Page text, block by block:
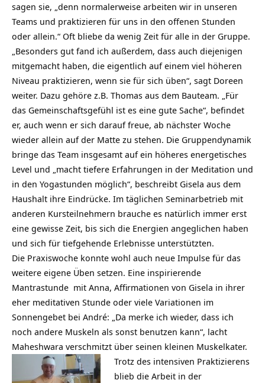
sagen sie, „denn normalerweise arbeiten wir in unseren
Teams und praktizieren für uns in den offenen Stunden
oder allein.“ Oft bliebe da wenig Zeit für alle in der Gruppe.
„Besonders gut fand ich außerdem, dass auch diejenigen
mitgemacht haben, die eigentlich auf einem viel höheren
Niveau praktizieren, wenn sie für sich üben“, sagt Doreen
weiter. Dazu gehöre z.B. Thomas aus dem Bauteam. „Für
das Gemeinschaftsgefühl ist es eine gute Sache“, befindet
er, auch wenn er sich darauf freue, ab nächster Woche
wieder allein auf der Matte zu stehen. Die Gruppendynamik
bringe das Team insgesamt auf ein höheres energetisches
Level und „macht tiefere Erfahrungen in der Meditation und
in den Yogastunden möglich“, beschreibt Gisela aus dem
Haushalt ihre Eindrücke. Im täglichen Seminarbetrieb mit
anderen Kursteilnehmern brauche es natürlich immer erst
eine gewisse Zeit, bis sich die Energien angeglichen haben
und sich für tiefgehende Erlebnisse unterstützten.
Die Praxiswoche konnte wohl auch neue Impulse für das
weitere eigene Üben setzen. Eine inspirierende
Mantrastunde mit Anna, Affirmationen von Gisela in ihrer
eher meditativen Stunde oder viele Variationen im
Sonnengebet bei André: „Da merke ich wieder, dass ich
noch andere Muskeln als sonst benutzen kann“, lacht
Maheshwara verschmitzt über seinen kleinen Muskelkater.
Trotz des intensiven Praktizierens
blieb die Arbeit in der